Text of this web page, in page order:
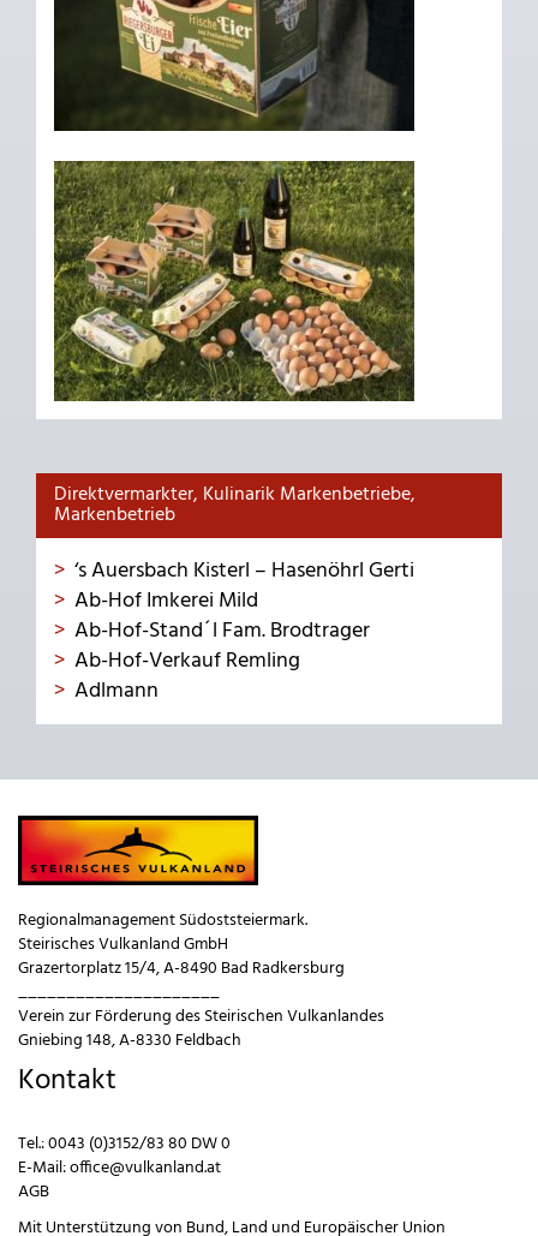
Direktvermarkter, Kulinarik Markenbetriebe,
Markenbetrieb
‘s Auersbach Kisterl – Hasenöhrl Gerti
Ab-Hof Imkerei Mild
Ab-Hof-Stand´l Fam. Brodtrager
Ab-Hof-Verkauf Remling
Adlmann
Regionalmanagement Südoststeiermark.
Steirisches Vulkanland GmbH
Grazertorplatz 15/4, A-8490 Bad Radkersburg
_____________________
Verein zur Förderung des Steirischen Vulkanlandes
Gniebing 148, A-8330 Feldbach
Kontakt
Tel.:0043 (0)3152/83 80 DW 0
E-Mail:office@vulkanland.at
AGB
Mit Unterstützung von Bund,Land und Europäischer Union